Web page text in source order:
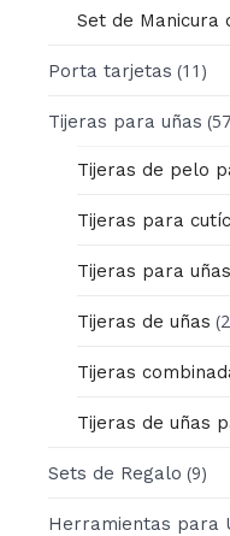
Set de Manicura
Porta tarjetas (11)
Tijeras para uñas
Tijeras de pelo
Tijeras para
Tijeras para
Tijeras de uñas
Tijeras
Tijeras de uñas
Sets de Regalo (9)
Herramientas para